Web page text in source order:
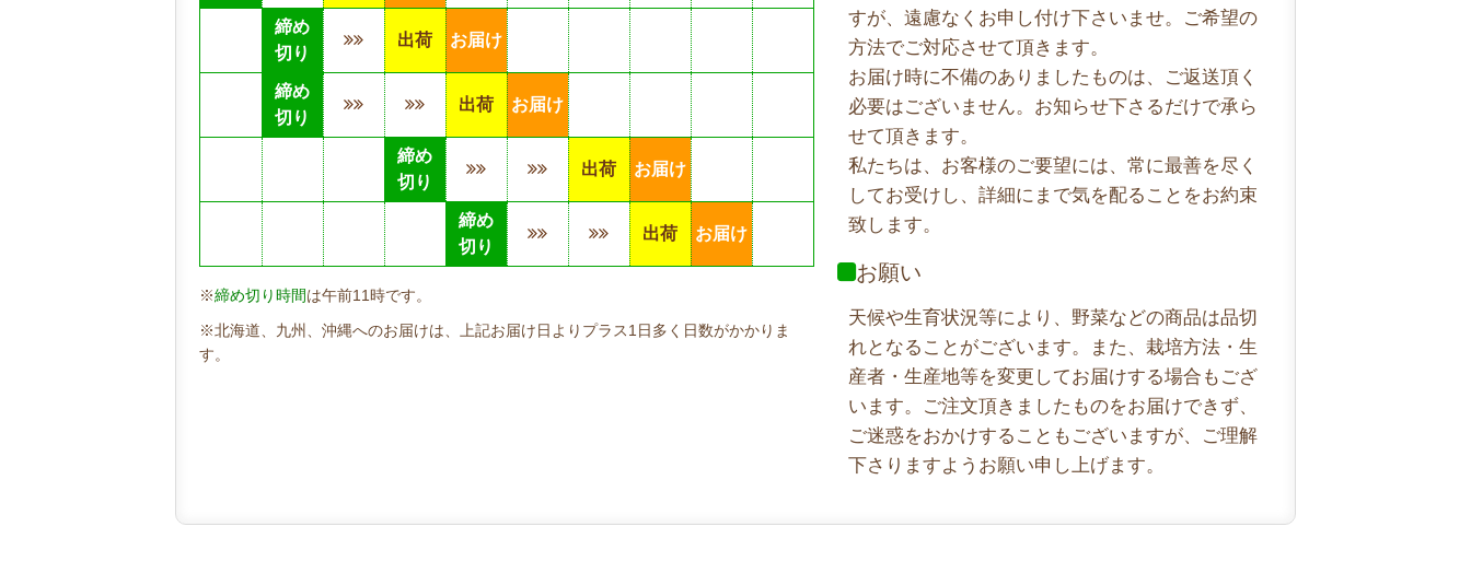
締め
切り
出荷 お届け
締め
切り
出荷 お届け
締め
切り
出荷 お届け
締め
切り
出荷 お届け
※締め切り時間は午前11時です。
※北海道、九州、沖縄へのお届けは、上記お届け日よりプラス1日多く日数がかかりま
す。
すが、遠慮なくお申し付け下さいませ。ご希望の
方法でご対応させて頂きます。
お届け時に不備のありましたものは、ご返送頂く
必要はございません。お知らせ下さるだけで承ら
せて頂きます。
私たちは、お客様のご要望には、常に最善を尽く
してお受けし、詳細にまで気を配ることをお約束
致します。
お願い
天候や生育状況等により、野菜などの商品は品切
れとなることがございます。また、栽培方法・生
産者・生産地等を変更してお届けする場合もござ
います。ご注文頂きましたものをお届けできず、
ご迷惑をおかけすることもございますが、ご理解
下さりますようお願い申し上げます。